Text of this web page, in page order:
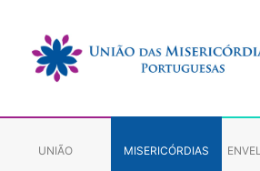
UNIÃO MISERICÓRDIAS